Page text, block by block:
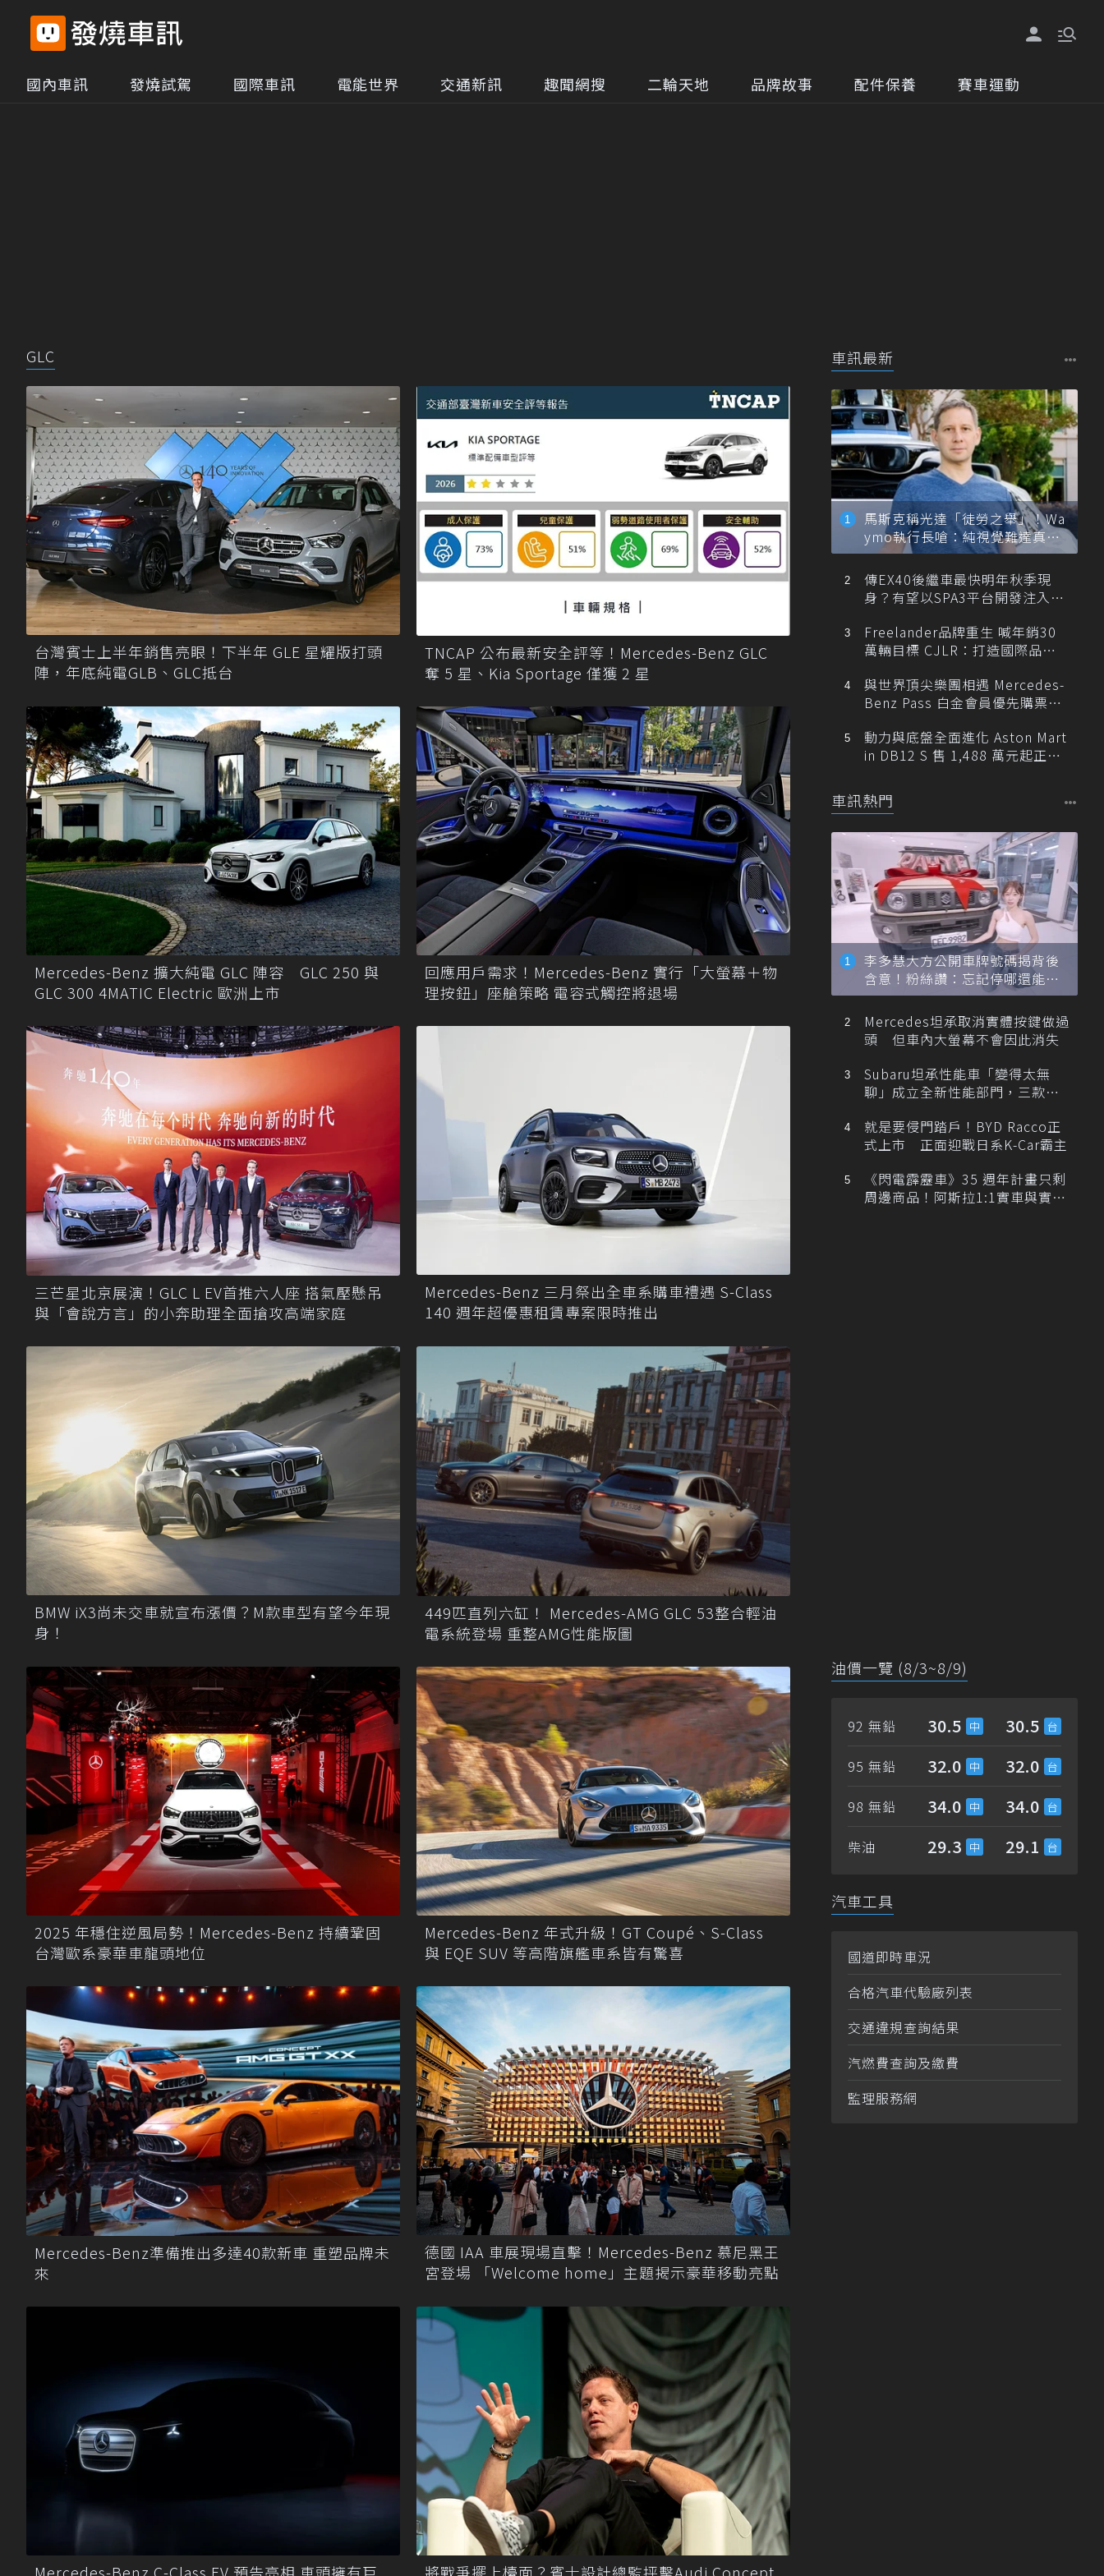
國內車訊 發燒試駕 國際車訊 電能世界 交通新訊 趣聞網搜 二輪天地 品牌故事 配件保養 賽車運動
GLC
台灣賓士上半年銷售亮眼！下半年 GLE 星耀版打頭
陣，年底純電GLB、GLC抵台
TNCAP 公布最新安全評等！Mercedes-Benz GLC
奪 5 星、Kia Sportage 僅獲 2 星
Mercedes-Benz 擴大純電 GLC 陣容 GLC 250 與
GLC 300 4MATIC Electric 歐洲上市
回應用戶需求！Mercedes-Benz 實行「大螢幕＋物
理按鈕」座艙策略 電容式觸控將退場
三芒星北京展演！GLC L EV首推六人座 搭氣壓懸吊
與「會說方言」的小奔助理全面搶攻高端家庭
Mercedes-Benz 三月祭出全車系購車禮遇 S-Class
140 週年超優惠租賃專案限時推出
BMW iX3尚未交車就宣布漲價？M款車型有望今年現
身！
449匹直列六缸！ Mercedes-AMG GLC 53整合輕油
電系統登場 重整AMG性能版圖
2025 年穩住逆風局勢！Mercedes-Benz 持續鞏固
台灣歐系豪華車龍頭地位
Mercedes-Benz 年式升級！GT Coupé、S-Class
與 EQE SUV 等高階旗艦車系皆有驚喜
Mercedes-Benz準備推出多達40款新車 重塑品牌未
來
德國 IAA 車展現場直擊！Mercedes-Benz 慕尼黑王
宮登場 「Welcome home」主題揭示豪華移動亮點
車訊最新
馬斯克稱光達「徒勞之舉」！Wa
ymo執行長嗆：純視覺難達真正
自動駕駛
傳EX40後繼車最快明年秋季現
身？有望以SPA3平台開發注入80
Freelander品牌重生 喊年銷30
萬輛目標 CJLR：打造國際品牌
與世界頂尖樂團相遇 Mercedes-
Benz Pass 白金會員優先購票維
動力與底盤全面進化 Aston Mart
in DB12 S 售 1,488 萬元起正式
車訊熱門
李多慧大方公開車牌號碼揭背後
含意！粉絲讚：忘記停哪還能幫
忙找車
Mercedes坦承取消實體按鍵做過
頭 但車內大螢幕不會因此消失
Subaru坦承性能車「變得太無
聊」成立全新性能部門，三款手
就是要侵門踏戶！BYD Racco正
式上市 正面迎戰日系K-Car霸主
《閃電霹靂車》35 週年計畫只剩
周邊商品！阿斯拉1:1實車與實體
油價一覽 (8/3~8/9)
92 無鉛 30.5 30.5
95 無鉛 32.0 32.0
98 無鉛 34.0 34.0
柴油 29.3 29.1
汽車工具
國道即時車況
合格汽車代驗廠列表
交通違規查詢結果
汽燃費查詢及繳費
監理服務網